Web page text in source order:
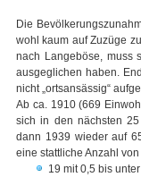
Die
wohl kaum auf Zuzüge
nach Langeböse, muss
ausgeglichen haben.
nicht „ortsansässig“
Ab ca. 1910 (669
sich in den nächsten
dann 1939 wieder auf
eine stattliche Anzahl
19 mit 0,5 bis